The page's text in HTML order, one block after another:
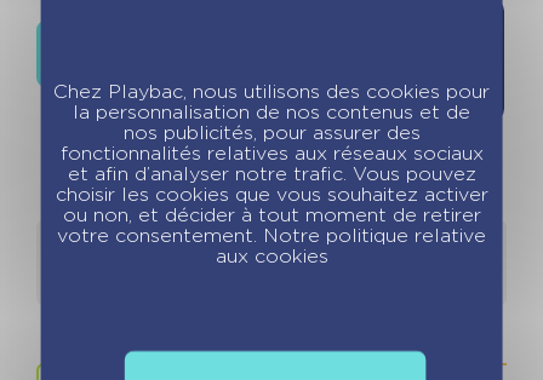
souhaits
Chez Playbac, nous utilisons des cookies pour
la personnalisation de nos contenus et de
nos publicités, pour assurer des
fonctionnalités relatives aux réseaux sociaux
et afin d’analyser notre trafic. Vous pouvez
choisir les cookies que vous souhaitez activer
ou non, et décider à tout moment de retirer
votre consentement. Notre politique relative
aux cookies